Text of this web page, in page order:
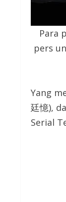
Para
pers
Yang
廷憶),
Serial